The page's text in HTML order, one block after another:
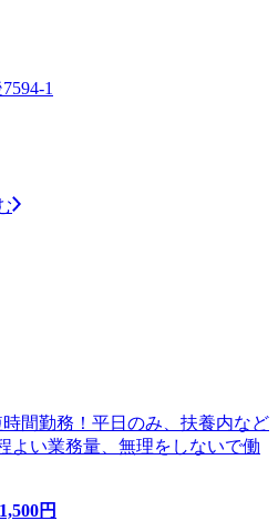
1
間勤務！平日のみ、扶養内など
よい業務量、無理をしないで働
1,500円